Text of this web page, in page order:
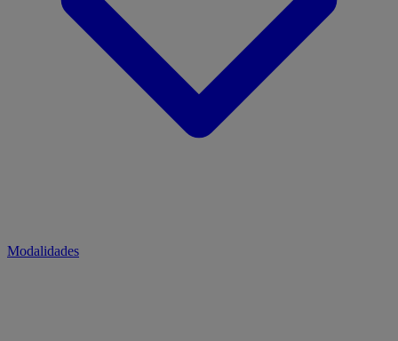
Modalidades